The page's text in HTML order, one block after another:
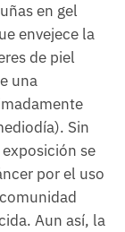
en gel
envejece la
de piel
una
Sin
se
por el uso
Aun así, la